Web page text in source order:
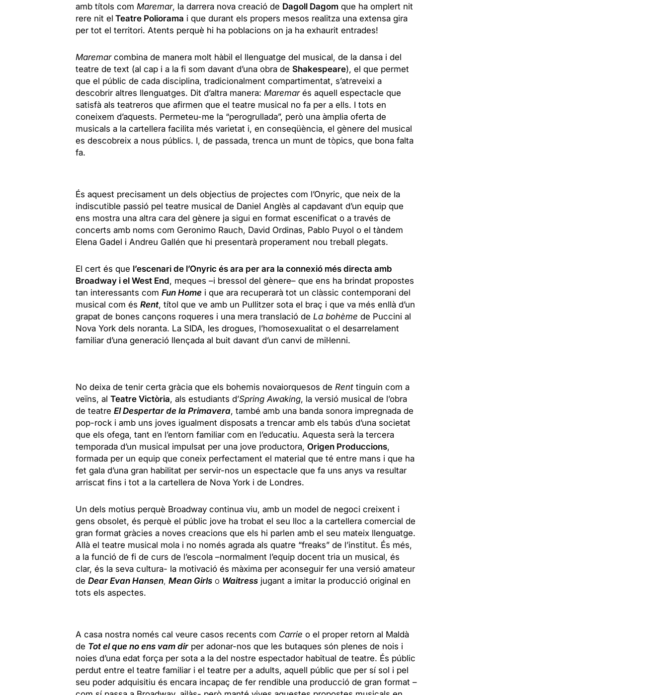
amb títols com Maremar, la darrera nova creació de Dagoll Dagomque ha omplert nit
rere nit el Teatre Poliorama i que durant els propers mesos realitza una extensa gira
per tot el territori. Atents perquè hi ha poblacions on ja ha exhaurit entrades!
Maremarcombina de manera molt hàbil el llenguatge del musical, de la dansa i del
teatre de text (al cap i a la fi som davant d’una obra de Shakespeare), el que permet
que el públic de cada disciplina, tradicionalment compartimentat, s’atreveixi a
descobrir altres llenguatges. Dit d’altra manera: Maremarés aquell espectacle que
satisfà als teatreros que afirmen que el teatre musical no fa per a ells. I tots en
coneixem d’aquests. Permeteu-me la “perogrullada”, però una àmplia oferta de
musicals a la cartellera facilita més varietat i, en conseqüència, el gènere del musical
es descobreix a nous públics. I, de passada, trenca un munt de tòpics, que bona falta
fa.
És aquest precisament un dels objectius de projectes com l’Onyric, que neix de la
indiscutible passió pel teatre musical de Daniel Anglès al capdavant d’un equip que
ens mostra una altra cara del gènere ja sigui en format escenificat o a través de
concerts amb noms com Geronimo Rauch, David Ordinas, Pablo Puyol o el tàndem
Elena Gadel i Andreu Gallén que hi presentarà properament nou treball plegats.
El cert és que l’escenari de l’Onyric és ara per ara la connexió més directa amb
Broadway i el West End, meques –i bressol del gènere– que ens ha brindat propostes
tan interessants com Fun Home i que ara recuperarà tot un clàssic contemporani del
musical com és Rent, títol que ve amb un Pullitzer sota el braç i que va més enllà d’un
grapat de bones cançons roqueres i una mera translació de La bohème de Puccini al
Nova York dels noranta. La SIDA, les drogues, l’homosexualitat o el desarrelament
familiar d’una generació llençada al buit davant d’un canvi de mil·lenni.
No deixa de tenir certa gràcia que els bohemis novaiorquesos de Renttinguin com a
veïns, al Teatre Victòria, als estudiants d’Spring Awaking, la versió musical de l’obra
de teatre El Despertar de la Primavera, també amb una banda sonora impregnada de
pop-rock i amb uns joves igualment disposats a trencar amb els tabús d’una societat
que els ofega, tant en l’entorn familiar com en l’educatiu. Aquesta serà la tercera
temporada d’un musical impulsat per una jove productora, Origen Produccions,
formada per un equip que coneix perfectament el material que té entre mans i que ha
fet gala d’una gran habilitat per servir-nos un espectacle que fa uns anys va resultar
arriscat fins i tot a la cartellera de Nova York i de Londres.
Un dels motius perquè Broadway continua viu, amb un model de negoci creixent i
gens obsolet, és perquè el públic jove ha trobat el seu lloc a la cartellera comercial de
gran format gràcies a noves creacions que els hi parlen amb el seu mateix llenguatge.
Allà el teatre musical mola i no només agrada als quatre “freaks” de l’institut. És més,
a la funció de fi de curs de l’escola –normalment l’equip docent tria un musical, és
clar, és la seva cultura- la motivació és màxima per aconseguir fer una versió amateur
de Dear Evan Hansen, Mean Girlso Waitressjugant a imitar la producció original en
tots els aspectes.
A casa nostra només cal veure casos recents com Carrie o el proper retorn al Maldà
de Tot el que no ens vam dirper adonar-nos que les butaques són plenes de nois i
noies d’una edat força per sota a la del nostre espectador habitual de teatre. És públic
perdut entre el teatre familiar i el teatre per a adults, aquell públic que per sí sol i pel
seu poder adquisitiu és encara incapaç de fer rendible una producció de gran format –